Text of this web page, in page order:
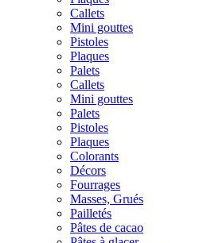
Callets
Mini gouttes
Pistoles
Plaques
Palets
Callets
Mini gouttes
Palets
Pistoles
Plaques
Colorants
Décors
Fourrages
Masses, Grués
Pailletés
Pâtes de cacao